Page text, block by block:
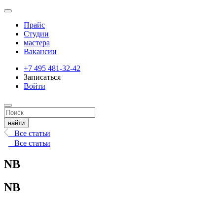
Прайс
Студии
мастера
Вакансии
+7 495 481-32-42
Записаться
Войти
Все статьи
Все статьи
NB
NB